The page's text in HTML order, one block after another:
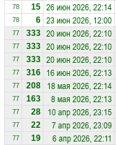
78 15 26 июн 2026, 22:14
78 6 23 июн 2026, 12:00
77 333 20 июн 2026, 22:10
77 333 20 июн 2026, 22:10
77 333 20 июн 2026, 22:10
77 316 16 июн 2026, 22:13
77 208 18 мая 2026, 22:14
77 163 8 мая 2026, 22:13
77 28 10 апр 2026, 23:15
77 22 7 апр 2026, 23:09
77 19 6 апр 2026, 22:11